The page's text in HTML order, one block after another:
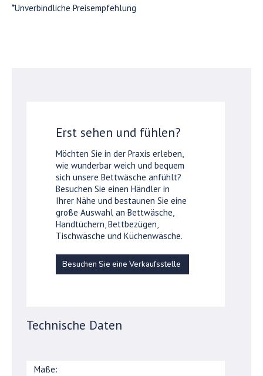
*Unverbindliche Preisempfehlung
Erst sehen und fühlen?
Möchten Sie in der Praxis erleben,
wie wunderbar weich und bequem
sich unsere Bettwäsche anfühlt?
Besuchen Sie einen Händler in
Ihrer Nähe und bestaunen Sie eine
große Auswahl an Bettwäsche,
Handtüchern, Bettbezügen,
Tischwäsche und Küchenwäsche.
Besuchen Sie eine Verkaufsstelle
Technische Daten
Maße: